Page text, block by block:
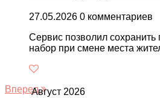
27.05.2026 0 комментариев
Сервис позволил
набор при смене места
ВпередАвгуст 2026